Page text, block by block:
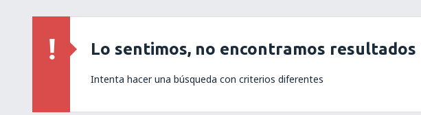
Lo sentimos, no encontramos
Intenta hacer una búsqueda con criterios diferentes